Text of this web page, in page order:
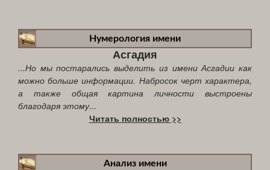
Нумерология имени
Асгадия
...Но мы постарались выделить из имени Асгадии как
можно больше информации. Набросок черт характера,
а также общая картина личности выстроены
благодаря этому...
Читать полностью >>
Анализ имени